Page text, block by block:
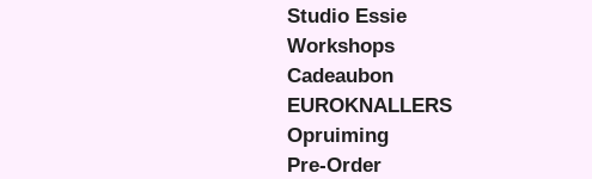
Studio Essie
Workshops
Cadeaubon
EUROKNALLERS
Opruiming
Pre-Order